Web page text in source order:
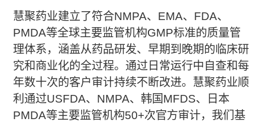
慧聚药业建立了符合NMPA、EMA、FDA、
PMDA等全球主要监管机构GMP标准的质量管
理体系，涵盖从药品研发、早期到晚期的临床研
究和商业化的全过程。通过日常运行中自查和每
年数十次的客户审计持续不断改进。慧聚药业顺
利通过USFDA、NMPA、韩国MFDS、日本
PMDA等主要监管机构50+次官方审计，我们基